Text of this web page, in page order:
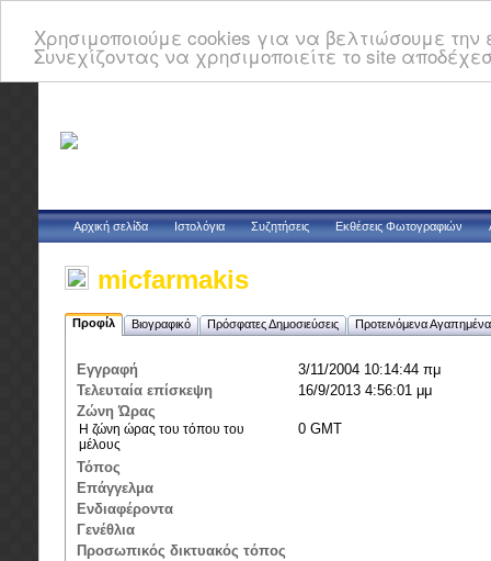
Χρησιμοποιούμε cookies για να βελτιώσουμε
Συνεχίζοντας να χρησιμοποιείτε το site
Αρχική σελίδα Ιστολόγια Συζητήσεις Εκθέσεις Φωτογραφιών
micfarmakis
Προφίλ Βιογραφικό Πρόσφατες Δημοσιεύσεις Προτεινόμενα Αγαπημένα
Εγγραφή
3/11/2004 10:14:44 πμ
Τελευταία επίσκεψη
16/9/2013 4:56:01 μμ
Ζώνη Ώρας
Η ζώνη ώρας του τόπου του
μέλους
0 GMT
Τόπος
Επάγγελμα
Ενδιαφέροντα
Γενέθλια
Προσωπικός δικτυακός τόπος